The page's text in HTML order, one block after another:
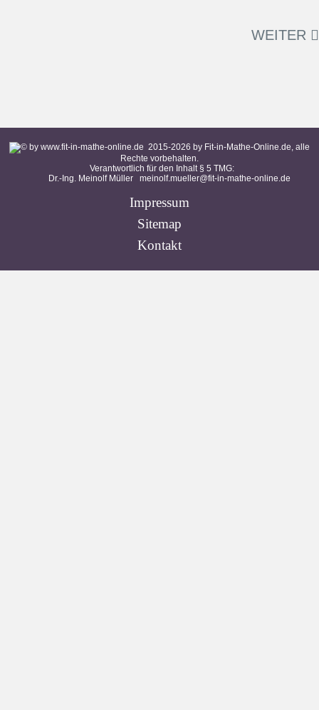
WEITER
2015-2026 by Fit-in-Mathe-Online.de, alle
Rechte vorbehalten.
Verantwortlich für den Inhalt § 5 TMG:
Dr.-Ing. Meinolf Müller meinolf.mueller@fit-in-mathe-online.de
Impressum
Sitemap
Kontakt